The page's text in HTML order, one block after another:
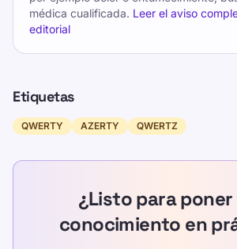
médica cualificada. Leer el aviso
editorial
Etiquetas
QWERTY AZERTY QWERTZ
¿Listo para
conocimiento en